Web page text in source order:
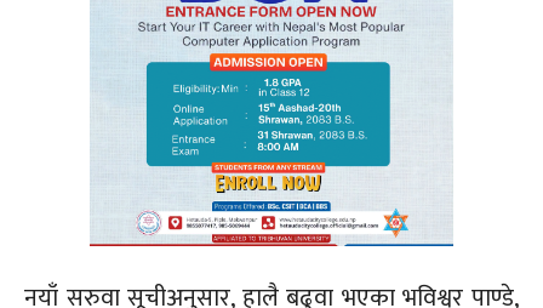
नयाँ सरुवा सूचीअनुसार, हालै बढुवा भएका भविश्वर पाण्डे,